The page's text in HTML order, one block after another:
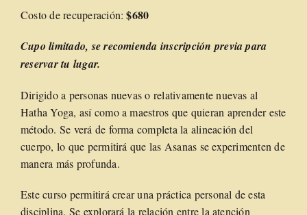
Costo de recuperación: $680
Cupo limitado, se recomienda inscripción previa para
reservar tu lugar.
Dirigido a personas nuevas o relativamente nuevas al
Hatha Yoga, así como a maestros que quieran aprender este
método. Se verá de forma completa la alineación del
cuerpo, lo que permitirá que las Asanas se experimenten de
manera más profunda.
Este curso permitirá crear una práctica personal de esta
disciplina. Se explorará la relación entre la atención